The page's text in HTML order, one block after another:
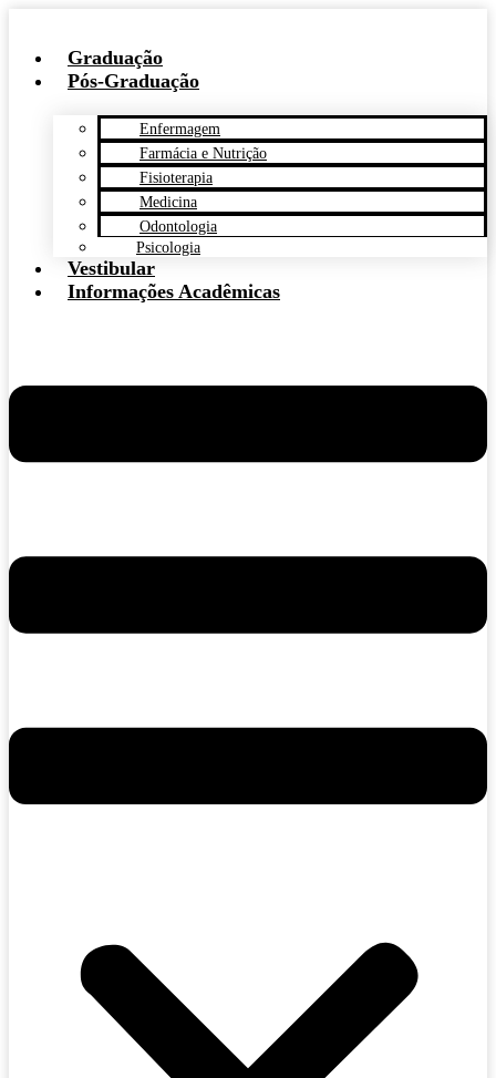
Graduação
Pós-Graduação
Enfermagem
Farmácia e Nutrição
Fisioterapia
Medicina
Odontologia
Psicologia
Vestibular
Informações Acadêmicas